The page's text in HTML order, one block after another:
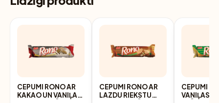
CEPUMI RONO AR
KAKAO UN VANIĻAS
CEPUMI RONO AR
LAZDU RIEKSTU
CEPUMI
VANIĻAS